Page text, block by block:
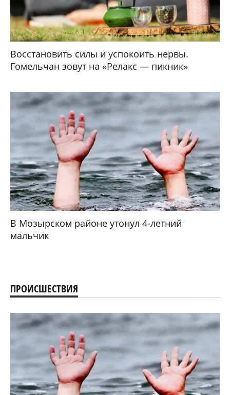
Восстановить силы и успокоить нервы.
Гомельчан зовут на «Релакс — пикник»
В Мозырском районе утонул 4-летний
мальчик
ПРОИСШЕСТВИЯ